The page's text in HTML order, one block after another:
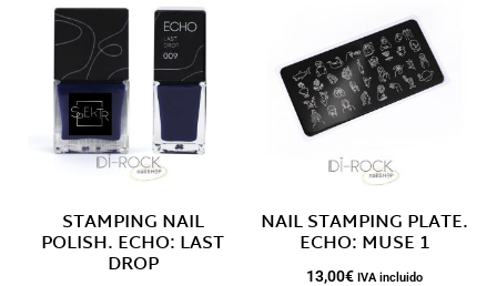
STAMPING NAIL
POLISH. ECHO: LAST
DROP
NAIL STAMPING PLATE.
ECHO: MUSE 1
13,00€ IVA incluido